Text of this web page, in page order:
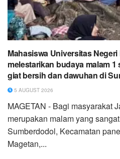
Mahasiswa Universitas
melestarikan budaya malam
giat bersih dan dawuhan di
Sumberdodol
5 AUGUST 2026
MAGETAN - Bagi masyarakat
merupakan malam yang
Sumberdodol, Kecamatan
Magetan,...